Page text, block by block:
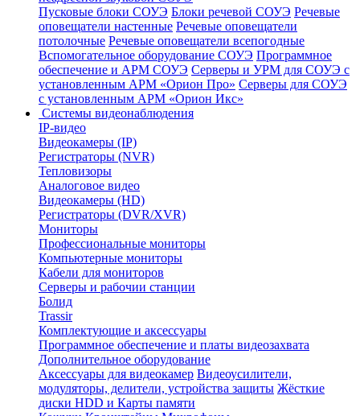
Пусковые блоки СОУЭ Блоки речевой СОУЭ Речевые
оповещатели настенные Речевые оповещатели
потолочные Речевые оповещатели всепогодные
Вспомогательное оборудование СОУЭ Программное
обеспечение и АРМ СОУЭ Серверы и УРМ для СОУЭ с
установленным АРМ «Орион Про» Серверы для СОУЭ
с установленным АРМ «Орион Икс»
Системы видеонаблюдения
IP-видео
Видеокамеры (IP)
Регистраторы (NVR)
Тепловизоры
Аналоговое видео
Видеокамеры (HD)
Регистраторы (DVR/XVR)
Мониторы
Профессиональные мониторы
Компьютерные мониторы
Кабели для мониторов
Серверы и рабочии станции
Болид
Trassir
Комплектующие и аксессуары
Программное обеспечение и платы видеозахвата
Дополнительное оборудование
Аксессуары для видеокамер Видеоусилители,
модуляторы, делители, устройства защиты Жёсткие
диски HDD и Карты памяти